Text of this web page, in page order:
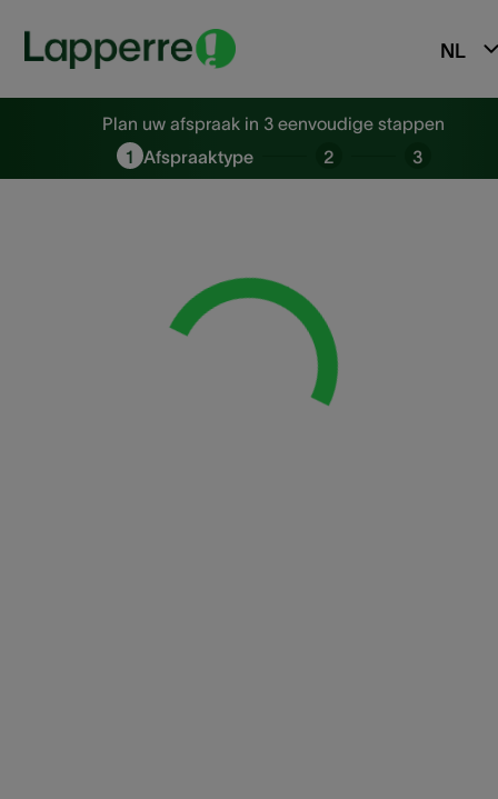
NL
Plan uw afspraak in 3
Plan uw afspraak in 3 eenvoudige stappen
1 Afspraaktype 2 3
Loading...